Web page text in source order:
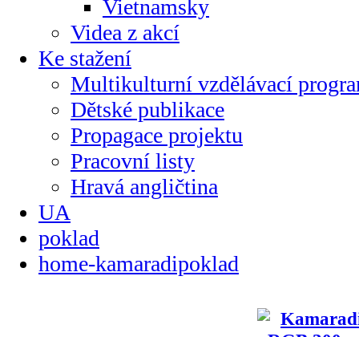
Vietnamsky
Videa z akcí
Ke stažení
Multikulturní vzdělávací
Dětské publikace
Propagace projektu
Pracovní listy
Hravá angličtina
UA
poklad
home-kamaradipoklad